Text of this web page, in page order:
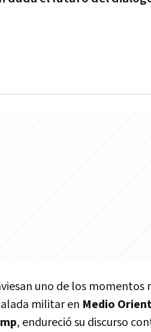
uno de los momentos
militar en Medio
, endureció su discurso